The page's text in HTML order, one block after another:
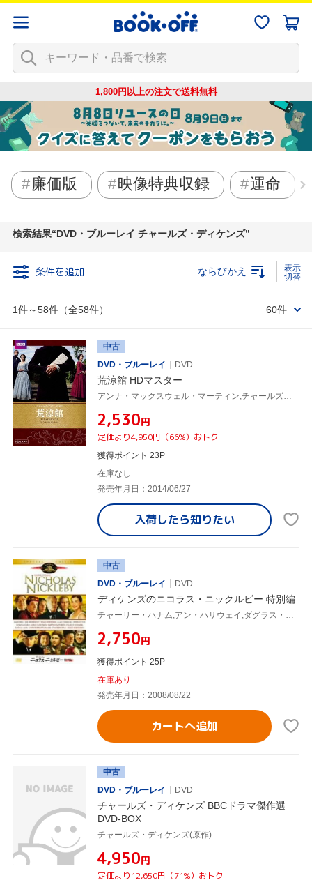
1,800円以上の注文で送料無料
廉価版 映像特典収録 運命
検索結果 DVD・ブルーレイ チャールズ・ディケンズ
条件を追加
1件～58件（全58件）
ならびかえ
60件
中古
DVD・ブルーレイ
DVD
荒涼館 HDマスター
アンナ・マックスウェル・マーティン,チャールズ・ダンス,キャリー・マリガン,ジャスティン・チャドウィック(監督),スザンナ・ホワイト(監督),チャールズ・ディケンズ(原作)
¥2,530円
定価より4,950円（66%）おトク
獲得ポイント 23P
在庫なし
発売年月日：2014/06/27
入荷したら知りたい
中古
DVD・ブルーレイ
DVD
ディケンズのニコラス・ニックルビー 特別編
¥2,750円
獲得ポイント 25P
在庫あり
発売年月日：2008/08/22
カートへ追加
中古
DVD・ブルーレイ
DVD
チャールズ・ディケンズ BBCドラマ傑作選
DVD-BOX
チャールズ・ディケンズ(原作)
¥4,950円
定価より12,650円（71%）おトク